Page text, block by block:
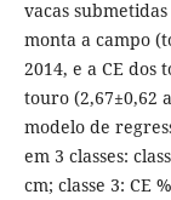
vacas
monta a campo
2014, e a CE dos
touro (2,67±0,62
modelo de
em 3 classes:
cm; classe 3: CE